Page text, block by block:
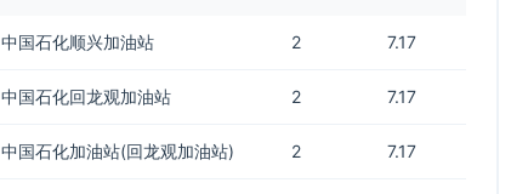
中国石化顺兴加油站 2 7.17
中国石化回龙观加油站 2 7.17
中国石化加油站(回龙观加油站) 2 7.17